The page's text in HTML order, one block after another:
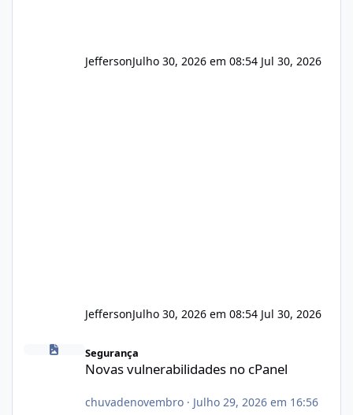
JeffersonJulho 30, 2026 em 08:54 Jul 30, 2026
JeffersonJulho 30, 2026 em 08:54 Jul 30, 2026
Segurança
Novas vulnerabilidades no cPanel
chuvadenovembro· Julho 29, 2026 em 16:56